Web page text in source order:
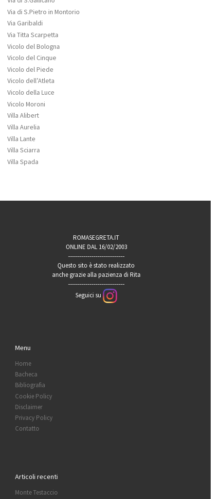
Via di S.Pietro in Montorio
Via Garibaldi
Via Titta Scarpetta
Vicolo del Bologna
Vicolo del Cinque
Vicolo del Piede
Vicolo dell’Atleta
Vicolo della Luce
Vicolo Moroni
Villa Alibert
Villa Aurelia
Villa Lante
Villa Sciarra
Villa Spada
ROMASEGRETA.IT
ONLINE DAL 16/02/2003
-----------------------------
Questo sito è stato realizzato
anche grazie alla pazienza di Rita
-----------------------------
Seguici su
Menu
Home
Bacheca
Bibliografia
Cookie Policy
Disclaimer
Privacy Policy
Contatto
Articoli recenti
Monte Testaccio